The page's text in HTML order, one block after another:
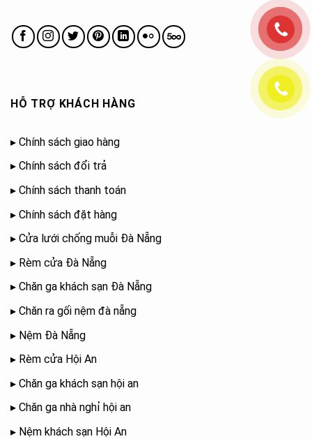
HỖ TRỢ KHÁCH HÀNG
▸ Chính sách giao hàng
▸ Chính sách đổi trả
▸ Chính sách thanh toán
▸ Chính sách đặt hàng
▸ Cửa lưới chống muỗi Đà Nẵng
▸ Rèm cửa Đà Nẵng
▸ Chăn ga khách sạn Đà Nẵng
▸ Chăn ra gối nệm đà nẵng
▸ Nệm Đà Nẵng
▸ Rèm cửa Hội An
▸ Chăn ga khách sạn hội an
▸ Chăn ga nhà nghỉ hội an
▸ Nệm khách sạn Hội An